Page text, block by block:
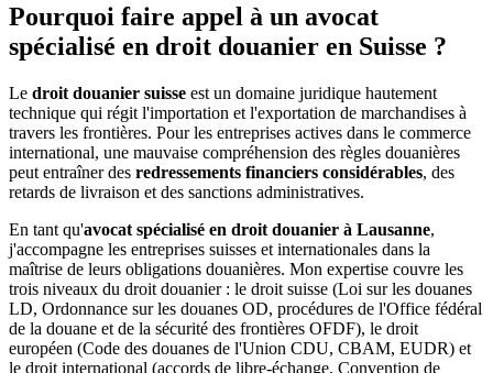
Pourquoi faire appel à un avocat
spécialisé en droit douanier en Suisse ?
Le droit douanier suisse est un domaine juridique hautement
technique qui régit l'importation et l'exportation de marchandises à
travers les frontières. Pour les entreprises actives dans le commerce
international, une mauvaise compréhension des règles douanières
peut entraîner des redressements financiers considérables, des
retards de livraison et des sanctions administratives.
En tant qu'avocat spécialisé en droit douanier à Lausanne,
j'accompagne les entreprises suisses et internationales dans la
maîtrise de leurs obligations douanières. Mon expertise couvre les
trois niveaux du droit douanier : le droit suisse (Loi sur les douanes
LD, Ordonnance sur les douanes OD, procédures de l'Office fédéral
de la douane et de la sécurité des frontières OFDF), le droit
européen (Code des douanes de l'Union CDU, CBAM, EUDR) et
le droit international (accords de libre-échange, Convention de